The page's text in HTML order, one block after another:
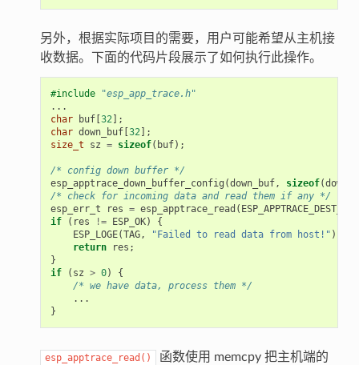
另外，根据实际项目的需要，用户可能希望从主机接
收数据。下面的代码片段展示了如何执行此操作。
#include
"esp_app_trace.h"
...
char
buf[ 32];
char down_buf[ 32];
size_t
sz = sizeof( buf);
/* config down buffer */
esp_apptrace_down_buffer_config (down_buf, sizeof(
/* check for incoming data and read them if any */
esp_err_t
res = esp_apptrace_read (
if
( res != ESP_OK)
{
ESP_LOGE(TAG, "Failed to read data from host!" );
return
res ;
}
if
( sz > 0)
{
/* we have data, process them */
...
}
esp_apptrace_read()
函数使用 memcpy 把主机端的